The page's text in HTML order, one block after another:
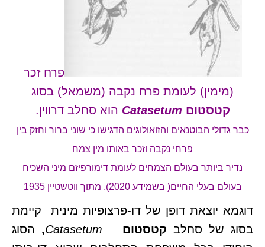
פרח זכר
(מימין) לעומת פרח נקבה (משמאל) בסוג
קטסטום Catasetum הוא סחלב דרווין.
כבר גדולי הבוטנאים והזואולוגים הדגישו כי שוני ברור וחזק בין
פרחי נקבה וזכר באותו מין צמח
נדיר ביותר בעולם הצמחים לעומת דימורפיזם מיני השכיח
בעולם בעלי החיים( בשמידע 2020). מתוך ווטשטיין 1935
דוגמא יוצאת דופן של דו-פרצופיות מינית קיימת
בסוג של סחלב קטסטום Catasetum
, הסוג